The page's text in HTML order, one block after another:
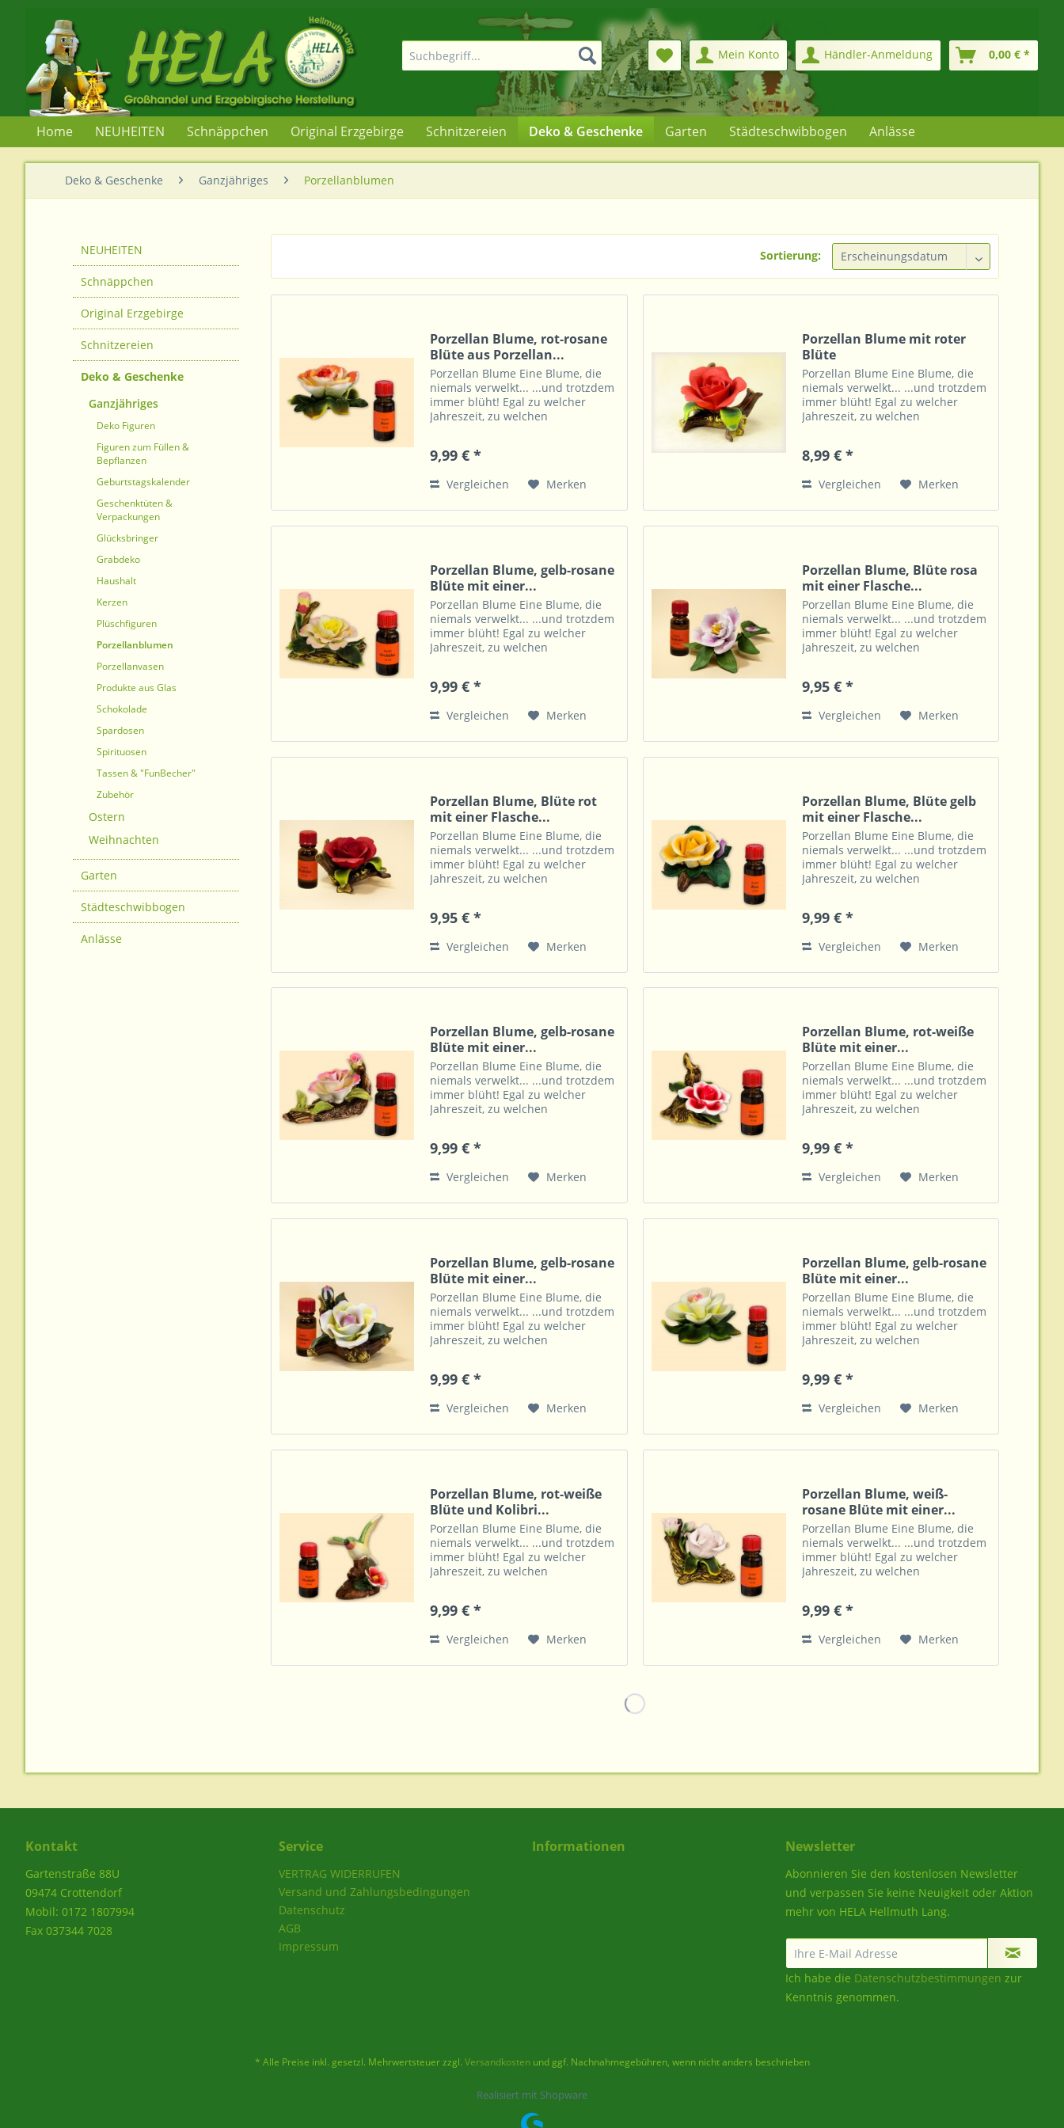
Mein Konto Händler-Anmeldung 0,00 € *
Home NEUHEITEN Schnäppchen Original Erzgebirge Schnitzereien Deko & Geschenke Garten Städteschwibbogen Anlässe
Deko & Geschenke Ganzjähriges Porzellanblumen
NEUHEITEN
Schnäppchen
Original Erzgebirge
Schnitzereien
Deko & Geschenke
Ganzjähriges
Deko Figuren
Figuren zum Füllen &
Bepflanzen
Geburtstagskalender
Geschenktüten &
Verpackungen
Glücksbringer
Grabdeko
Haushalt
Kerzen
Plüschfiguren
Porzellanblumen
Porzellanvasen
Produkte aus Glas
Schokolade
Spardosen
Spirituosen
Tassen & "FunBecher"
Zubehör
Ostern
Weihnachten
Garten
Städteschwibbogen
Anlässe
Sortierung:
Porzellan Blume, rot-rosane
Blüte aus Porzellan...
Porzellan Blume Eine Blume, die
niemals verwelkt... ...und trotzdem
immer blüht! Egal zu welcher
Jahreszeit, zu welchen
immer ihre Farbenpracht. Dazu ist
9,99 € *
Vergleichen Merken
Porzellan Blume mit roter
Blüte
Porzellan Blume Eine Blume, die
niemals verwelkt... ...und trotzdem
immer blüht! Egal zu welcher
Jahreszeit, zu welchen
immer ihre Farbenpracht. Dazu ist
8,99 € *
Vergleichen Merken
Porzellan Blume, gelb-rosane
Blüte mit einer...
Porzellan Blume Eine Blume, die
niemals verwelkt... ...und trotzdem
immer blüht! Egal zu welcher
Jahreszeit, zu welchen
immer ihre Farbenpracht. Dazu ist
9,99 € *
Vergleichen Merken
Porzellan Blume, Blüte rosa
mit einer Flasche...
Porzellan Blume Eine Blume, die
niemals verwelkt... ...und trotzdem
immer blüht! Egal zu welcher
Jahreszeit, zu welchen
immer ihre Farbenpracht. Dazu ist
9,95 € *
Vergleichen Merken
Porzellan Blume, Blüte rot
mit einer Flasche...
Porzellan Blume Eine Blume, die
niemals verwelkt... ...und trotzdem
immer blüht! Egal zu welcher
Jahreszeit, zu welchen
immer ihre Farbenpracht. Dazu ist
9,95 € *
Vergleichen Merken
Porzellan Blume, Blüte gelb
mit einer Flasche...
Porzellan Blume Eine Blume, die
niemals verwelkt... ...und trotzdem
immer blüht! Egal zu welcher
Jahreszeit, zu welchen
immer ihre Farbenpracht. Dazu ist
9,99 € *
Vergleichen Merken
Porzellan Blume, gelb-rosane
Blüte mit einer...
Porzellan Blume Eine Blume, die
niemals verwelkt... ...und trotzdem
immer blüht! Egal zu welcher
Jahreszeit, zu welchen
immer ihre Farbenpracht. Dazu ist
9,99 € *
Vergleichen Merken
Porzellan Blume, rot-weiße
Blüte mit einer...
Porzellan Blume Eine Blume, die
niemals verwelkt... ...und trotzdem
immer blüht! Egal zu welcher
Jahreszeit, zu welchen
immer ihre Farbenpracht. Dazu ist
9,99 € *
Vergleichen Merken
Porzellan Blume, gelb-rosane
Blüte mit einer...
Porzellan Blume Eine Blume, die
niemals verwelkt... ...und trotzdem
immer blüht! Egal zu welcher
Jahreszeit, zu welchen
immer ihre Farbenpracht. Dazu ist
9,99 € *
Vergleichen Merken
Porzellan Blume, gelb-rosane
Blüte mit einer...
Porzellan Blume Eine Blume, die
niemals verwelkt... ...und trotzdem
immer blüht! Egal zu welcher
Jahreszeit, zu welchen
immer ihre Farbenpracht. Dazu ist
9,99 € *
Vergleichen Merken
Porzellan Blume, rot-weiße
Blüte und Kolibri...
Porzellan Blume Eine Blume, die
niemals verwelkt... ...und trotzdem
immer blüht! Egal zu welcher
Jahreszeit, zu welchen
immer ihre Farbenpracht. Dazu ist
9,99 € *
Vergleichen Merken
Porzellan Blume, weiß-
rosane Blüte mit einer...
Porzellan Blume Eine Blume, die
niemals verwelkt... ...und trotzdem
immer blüht! Egal zu welcher
Jahreszeit, zu welchen
immer ihre Farbenpracht. Dazu ist
9,99 € *
Vergleichen Merken
Kontakt
Gartenstraße 88U
09474 Crottendorf
Mobil: 0172 1807994
Fax 037344 7028
Service
VERTRAG WIDERRUFEN
Versand und Zahlungsbedingungen
Datenschutz
AGB
Impressum
Informationen Newsletter
Abonnieren Sie den kostenlosen Newsletter
und verpassen Sie keine Neuigkeit oder Aktion
mehr von HELA Hellmuth Lang.
Ich habe die Datenschutzbestimmungen zur
Kenntnis genommen.
* Alle Preise inkl. gesetzl. Mehrwertsteuer zzgl. Versandkostenund ggf. Nachnahmegebühren, wenn nicht anders beschrieben
Realisiert mit Shopware